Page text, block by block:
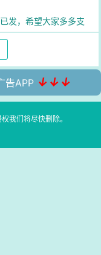
发，希望大家多多支
告APP ↓↓↓
我们将尽快删除。